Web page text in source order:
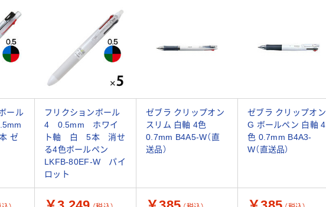
ール
ゼ
フリクションボール
4 0.5mm ホワイ
ト軸 白 5本 消せ
る4色ボールペン
LKFB-80EF-W パイ
ロット
ゼブラ クリップオン
スリム 白軸 4色
0.7mm B4A5-W（直
送品）
ゼブラ クリップオン
G ボールペン 白軸 4
色 0.7mm B4A3-
W（直送品）